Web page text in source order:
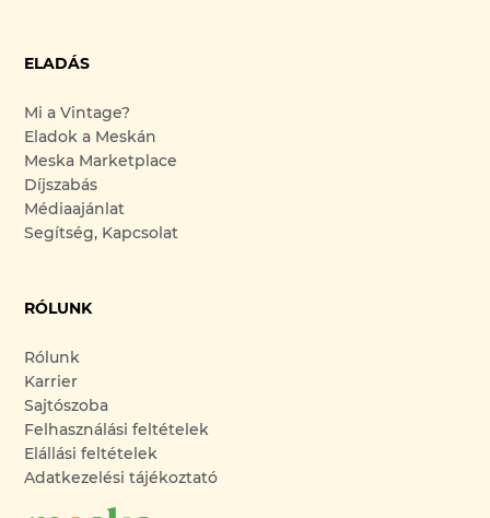
ELADÁS
Mi a Vintage?
Eladok a Meskán
Meska Marketplace
Díjszabás
Médiaajánlat
Segítség, Kapcsolat
RÓLUNK
Rólunk
Karrier
Sajtószoba
Felhasználási feltételek
Elállási feltételek
Adatkezelési tájékoztató